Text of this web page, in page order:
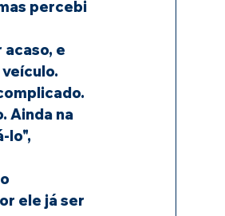
percebi
e
Ainda na
lo",
ele já ser